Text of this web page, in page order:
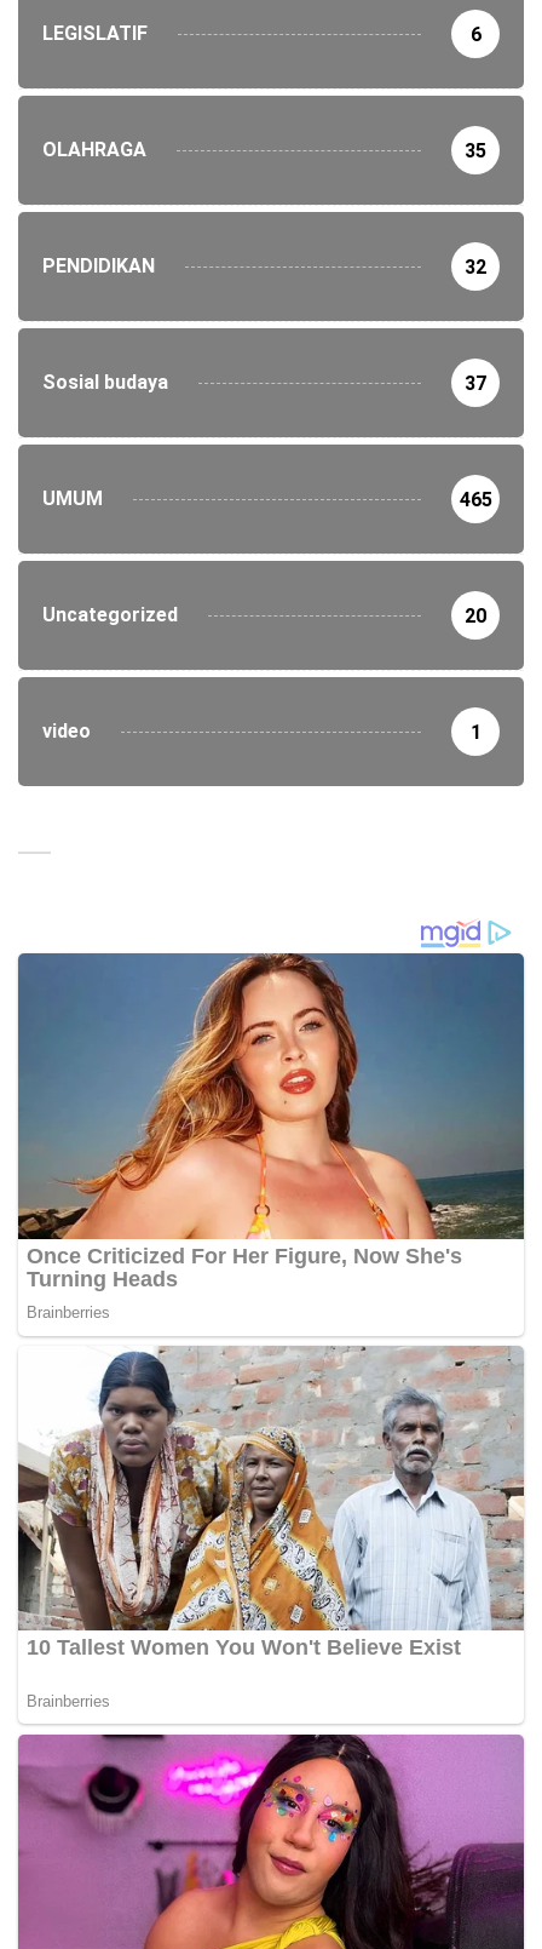
LEGISLATIF 6
OLAHRAGA 35
PENDIDIKAN 32
Sosial budaya 37
UMUM 465
Uncategorized 20
video 1